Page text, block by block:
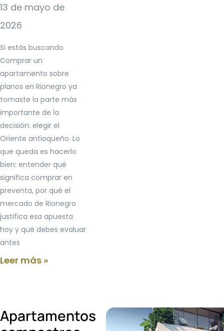
13 de mayo de
2026
Si estás buscando
Comprar un
apartamento sobre
planos en Rionegro ya
tomaste la parte más
importante de la
decisión: elegir el
Oriente antioqueño. Lo
que queda es hacerlo
bien: entender qué
significa comprar en
preventa, por qué el
mercado de Rionegro
justifica esa apuesta
hoy y qué debes evaluar
antes
Leer más »
Apartamentos